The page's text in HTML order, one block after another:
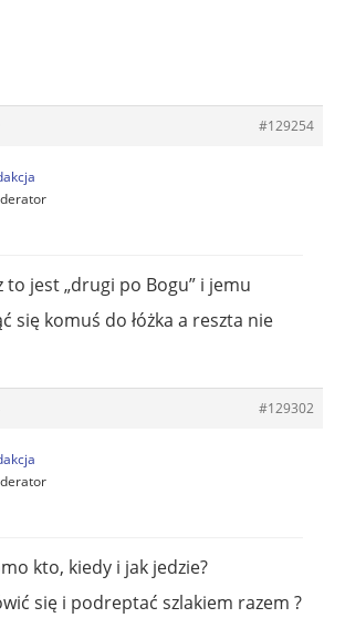
#129254
to jest „drugi po Bogu” i jemu
się komuś do łóżka a reszta nie
#129302
kto, kiedy i jak jedzie?
się i podreptać szlakiem razem ?